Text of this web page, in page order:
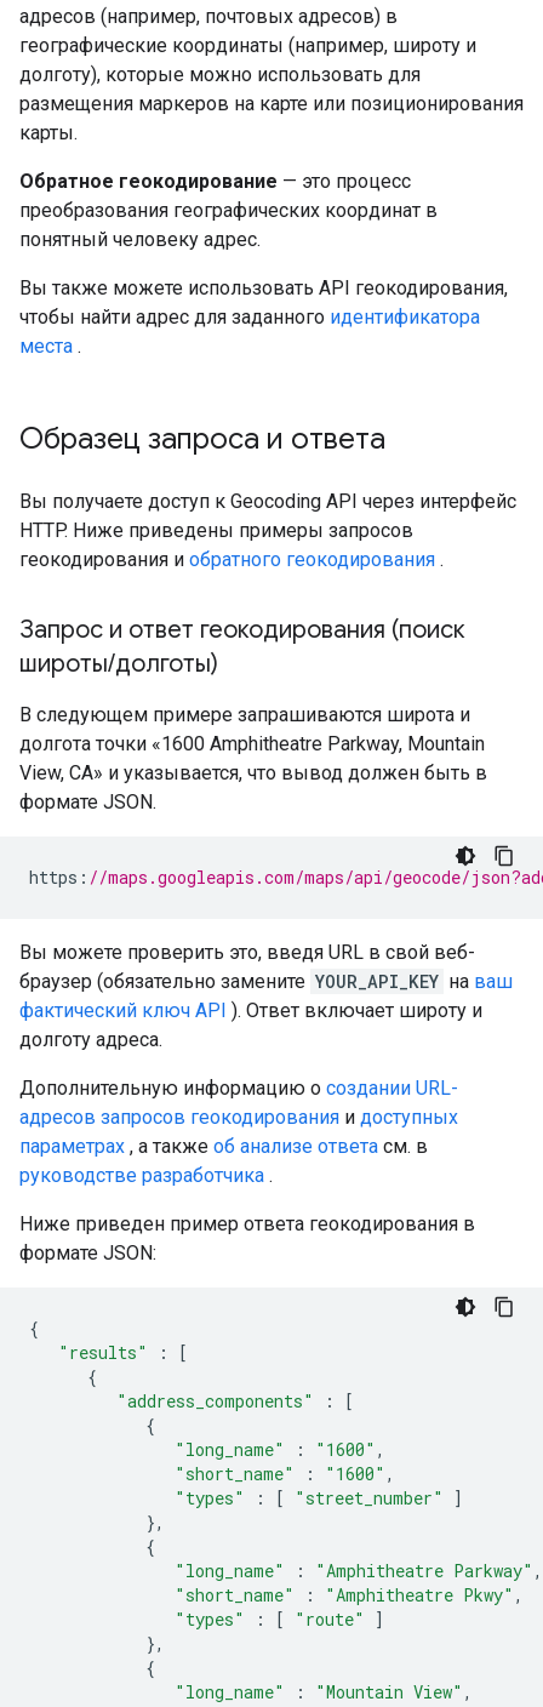
адресов (например, почтовых адресов) в
географические координаты (например, широту и
долготу), которые можно использовать для
размещения маркеров на карте или позиционирования
карты.
Обратное геокодирование — это процесс
преобразования географических координат в
понятный человеку адрес.
Вы также можете использовать API геокодирования,
чтобы найти адрес для заданного идентификатора
места .
Образец запроса и ответа
Вы получаете доступ к Geocoding API через интерфейс
HTTP. Ниже приведены примеры запросов
геокодирования и обратного геокодирования .
Запрос и ответ геокодирования (поиск
широты/долготы)
В следующем примере запрашиваются широта и
долгота точки «1600 Amphitheatre Parkway, Mountain
View, CA» и указывается, что вывод должен быть в
формате JSON.
https : //maps.googleapis.com/maps/api/geocode/
Вы можете проверить это, введя URL в свой веб-
браузер (обязательно замените YOUR_API_KEY на ваш
фактический ключ API ). Ответ включает широту и
долготу адреса.
Дополнительную информацию о создании URL-
адресов запросов геокодирования и доступных
параметрах , а также об анализе ответа см. в
руководстве разработчика .
Ниже приведен пример ответа геокодирования в
формате JSON:
{
"results"
:
[
{
"address_components"
:
[
{
"long_name"
: "1600" ,
"short_name"
: "1600" ,
"types"
: [ "street_number"
]
},
{
"long_name"
: "Amphitheatre Parkway" ,
"short_name"
: "Amphitheatre Pkwy" ,
"types"
: [ "route"
]
},
{
"long_name"
: "Mountain View" ,